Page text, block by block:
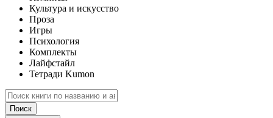
Культура и искусство
Проза
Игры
Психология
Комплекты
Лайфстайл
Тетради Kumon
Поиск